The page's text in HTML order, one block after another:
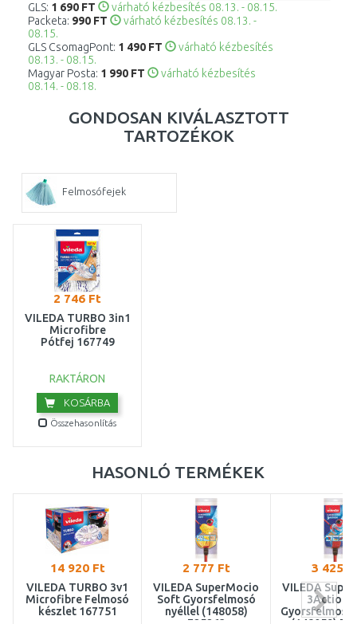
GLS: 1 690 FT
várható kézbesítés 08.13. - 08.15.
Packeta: 990 FT
várható kézbesítés 08.13. -
08.15.
GLS CsomagPont: 1 490 FT
várható kézbesítés
08.13. - 08.15.
Magyar Posta: 1 990 FT
várható kézbesítés
08.14. - 08.18.
GONDOSAN KIVÁLASZTOTT
TARTOZÉKOK
Felmosófejek
2 746 Ft
VILEDA TURBO 3in1
Microfibre
Pótfej 167749
RAKTÁRON
KOSÁRBA
Összehasonlítás
HASONLÓ TERMÉKEK
14 920 Ft
VILEDA TURBO 3v1
Microfibre Felmosó
készlet 167751
2 777 Ft
VILEDA SuperMocio
Soft Gyorsfelmosó
nyéllel (148058)
3 425
VILEDA
3Action
Gyorsfelmosó